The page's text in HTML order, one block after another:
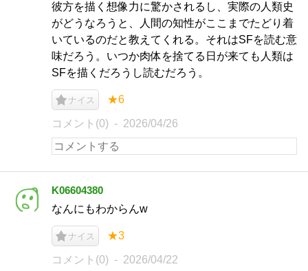
彼方を描く想像力に驚かされるし、実際の人類史
がどうなろうと、人間の知性がここまでたどり着
いているのだと教えてくれる。それはSFを読む意
味だろう。いつか肉体を捨てる日が来ても人類は
SFを描くだろうし読むだろう。
ナイス ★6
コメント(0) 2026/04/26
K06604380
なんにもわからんw
ナイス ★3
コメント(0) 2026/04/22